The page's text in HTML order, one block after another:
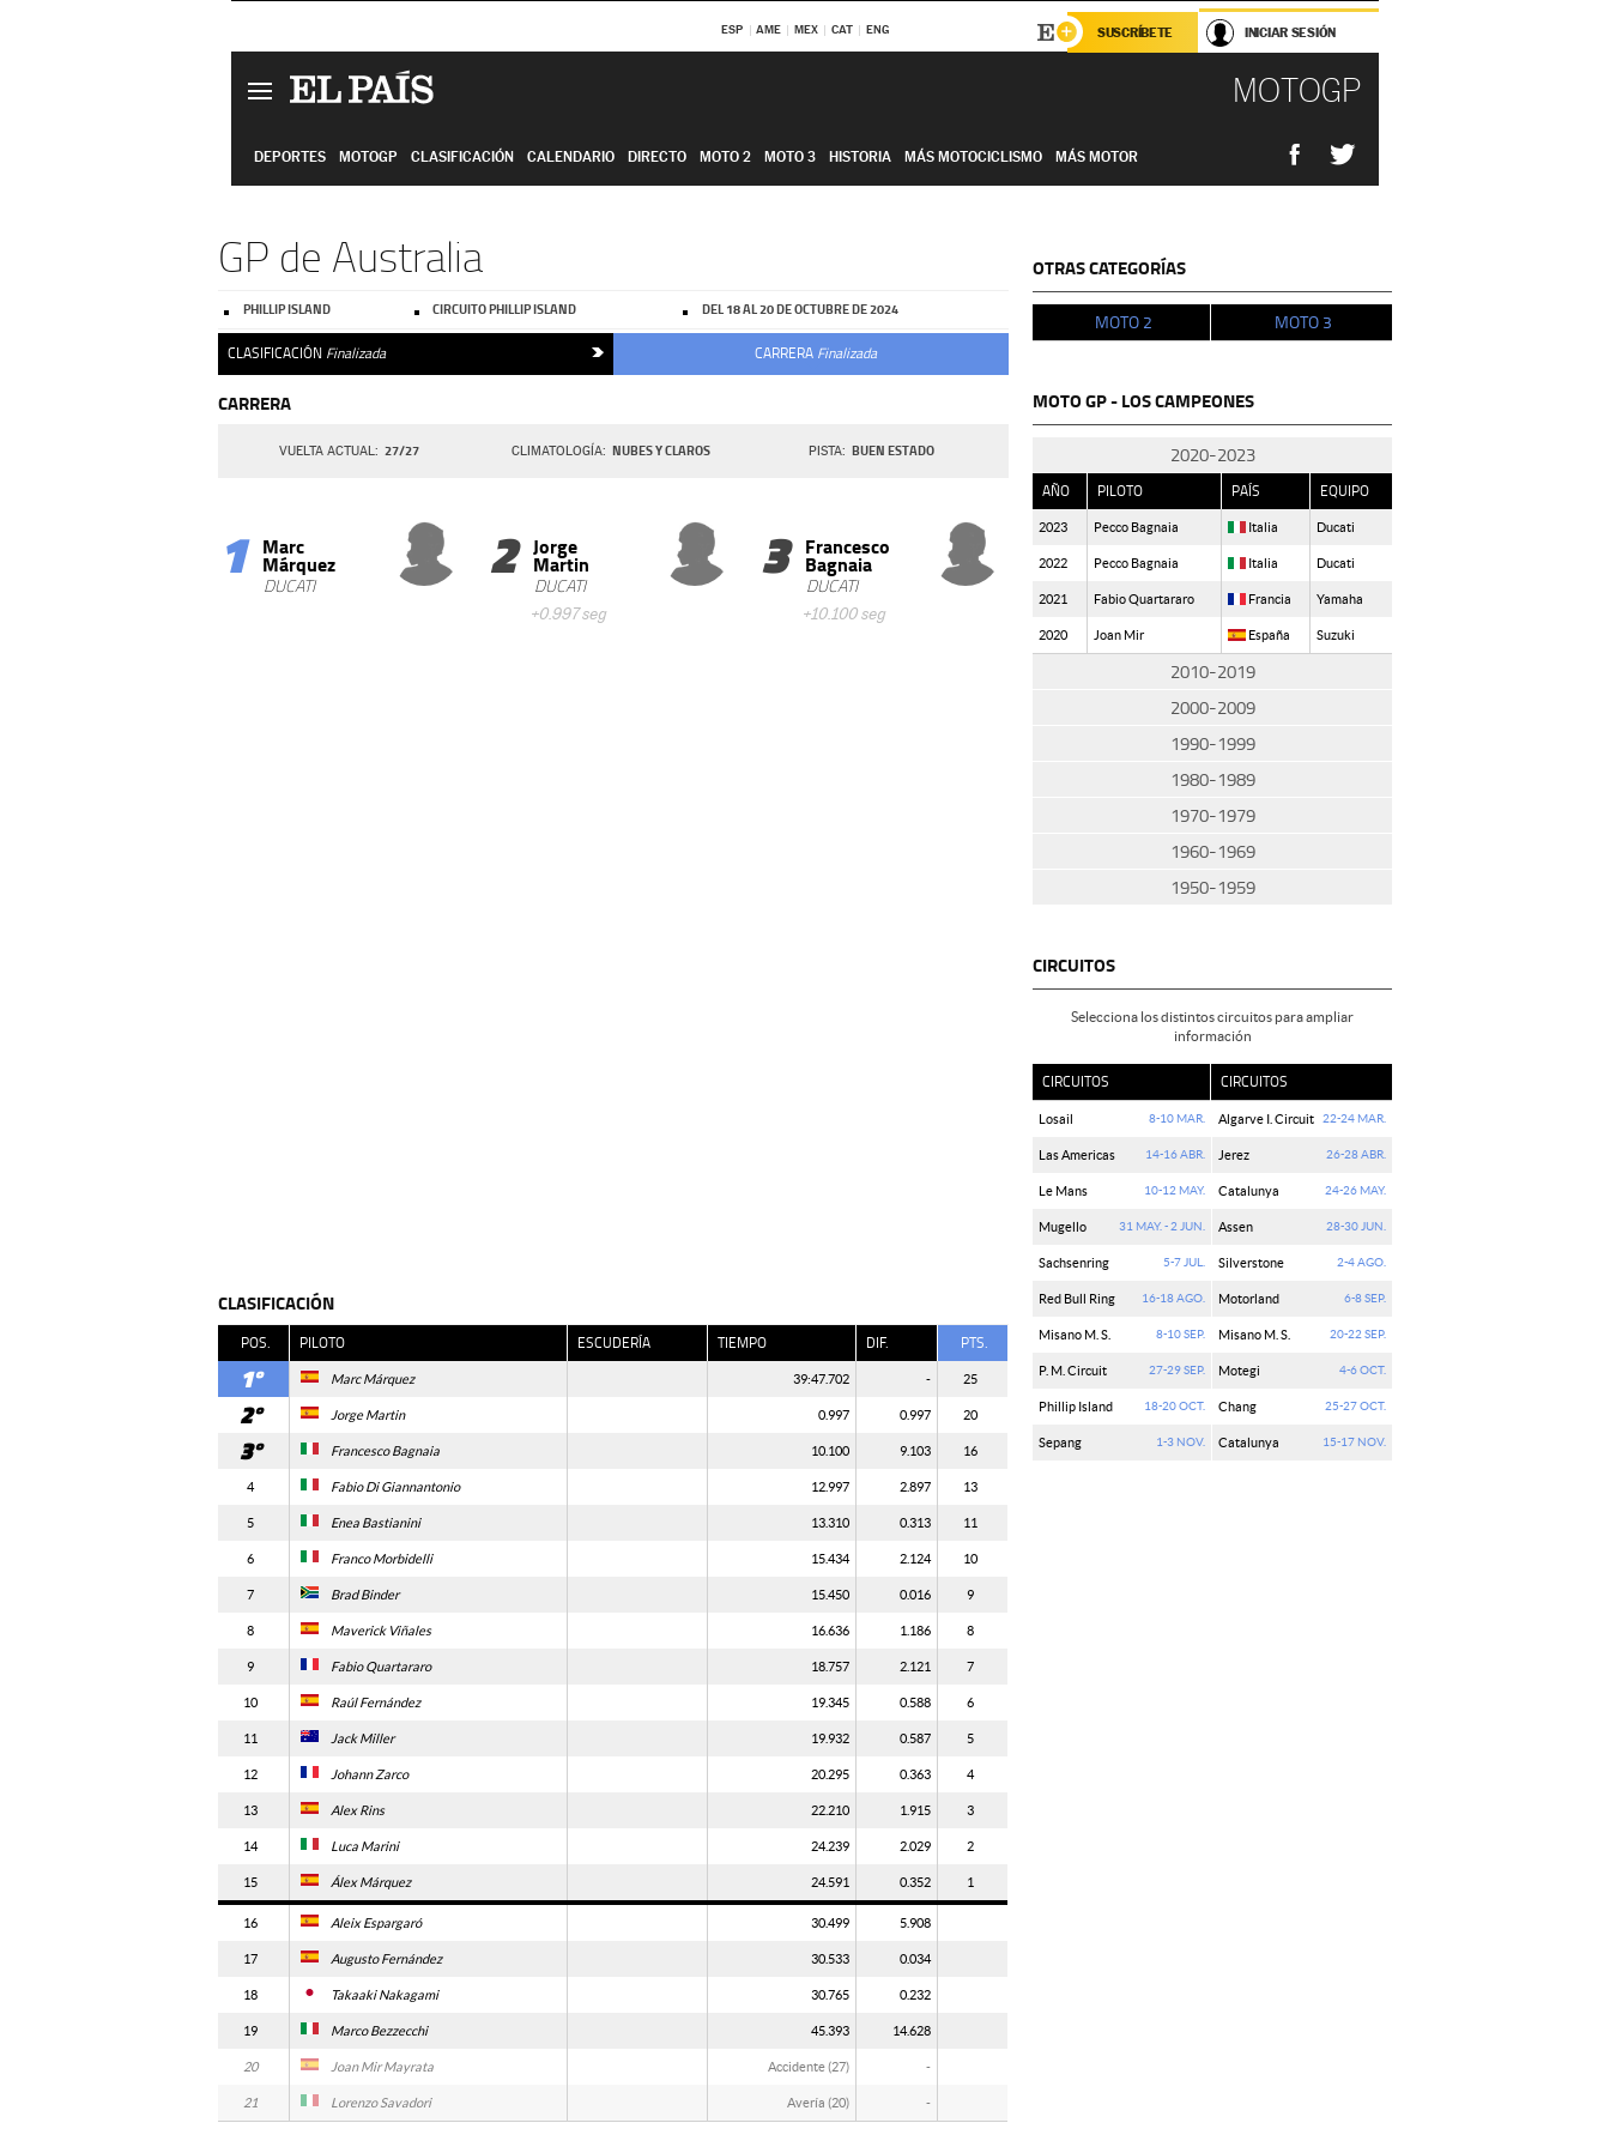
ESP AME MEX CAT ENG SUSCRÍBETE INICIAR SESIÓN
MOTOGP
DEPORTES MOTOGP CLASIFICACIÓN CALENDARIO DIRECTO MOTO 2 MOTO 3 HISTORIA MÁS MOTOCICLISMO MÁS MOTOR
GP de Australia
PHILLIP ISLAND CIRCUITO PHILLIP ISLAND DEL 18 AL 20 DE OCTUBRE DE 2024
CLASIFICACIÓN Finalizada CARRERA Finalizada
CARRERA
VUELTA ACTUAL 27/27 CLIMATOLOGÍA NUBES Y CLAROS PISTA BUEN ESTADO
1 Marc
Márquez
DUCATI 2 Jorge
Martin
DUCATI
+0.997 seg
3 Francesco
Bagnaia
DUCATI
+10.100 seg
CLASIFICACIÓN
POS. PILOTO ESCUDERÍA TIEMPO DIF. PTS.
1 Marc Márquez 39:47.702 - 25
2 Jorge Martin 0.997 0.997 20
3 Francesco Bagnaia 10.100 9.103 16
4 Fabio Di Giannantonio 12.997 2.897 13
5 Enea Bastianini 13.310 0.313 11
6 Franco Morbidelli 15.434 2.124 10
7 Brad Binder 15.450 0.016 9
8 Maverick Viñales 16.636 1.186 8
9 Fabio Quartararo 18.757 2.121 7
10 Raúl Fernández 19.345 0.588 6
11 Jack Miller 19.932 0.587 5
12 Johann Zarco 20.295 0.363 4
13 Alex Rins 22.210 1.915 3
14 Luca Marini 24.239 2.029 2
15 Álex Márquez 24.591 0.352 1
16 Aleix Espargaró 30.499 5.908
17 Augusto Fernández 30.533 0.034
18 Takaaki Nakagami 30.765 0.232
19 Marco Bezzecchi 45.393 14.628
20 Joan Mir Mayrata Accidente (27) -
21 Lorenzo Savadori Avería (20) -
OTRAS CATEGORÍAS
MOTO 2 MOTO 3
MOTO GP - LOS CAMPEONES
2020-2023
AÑO PILOTO PAÍS EQUIPO
2023 Pecco Bagnaia Italia Ducati
2022 Pecco Bagnaia Italia Ducati
2021 Fabio Quartararo Francia Yamaha
2020 Joan Mir España Suzuki
2010-2019
2000-2009
1990-1999
1980-1989
1970-1979
1960-1969
1950-1959
CIRCUITOS
Selecciona los distintos circuitos para ampliar
información
CIRCUITOS CIRCUITOS
8-10 MAR.
Losail 22-24 MAR.
Algarve I. Circuit
14-16 ABR.
Las Americas 26-28 ABR.
Jerez
10-12 MAY.
Le Mans 24-26 MAY.
Catalunya
31 MAY. - 2 JUN.
Mugello 28-30 JUN.
Assen
5-7 JUL.
Sachsenring 2-4 AGO.
Silverstone
16-18 AGO.
Red Bull Ring 6-8 SEP.
Motorland
8-10 SEP.
Misano M. S. 20-22 SEP.
Misano M. S.
27-29 SEP.
P. M. Circuit 4-6 OCT.
Motegi
18-20 OCT.
Phillip Island 25-27 OCT.
Chang
1-3 NOV.
Sepang 15-17 NOV.
Catalunya